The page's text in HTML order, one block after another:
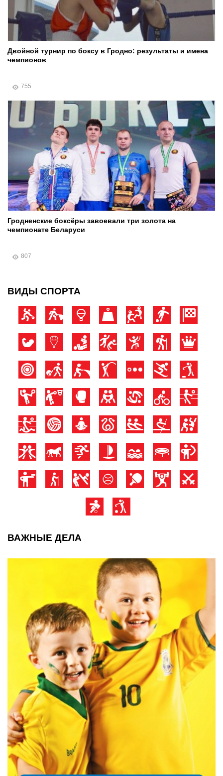
Двойной турнир по боксу в Гродно: результаты и имена
чемпионов
755
Гродненские боксёры завоевали три золота на
чемпионате Беларуси
807
ВИДЫ СПОРТА
ВАЖНЫЕ ДЕЛА